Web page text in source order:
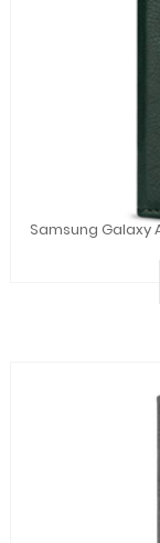
Samsung Galaxy